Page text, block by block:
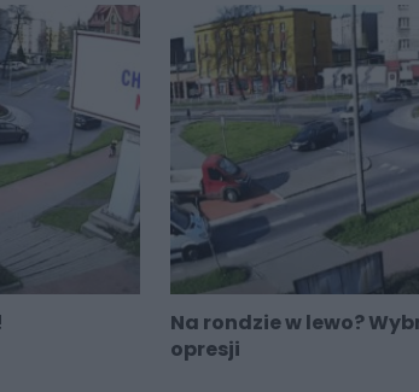
Na rondzie w lewo?
opresji